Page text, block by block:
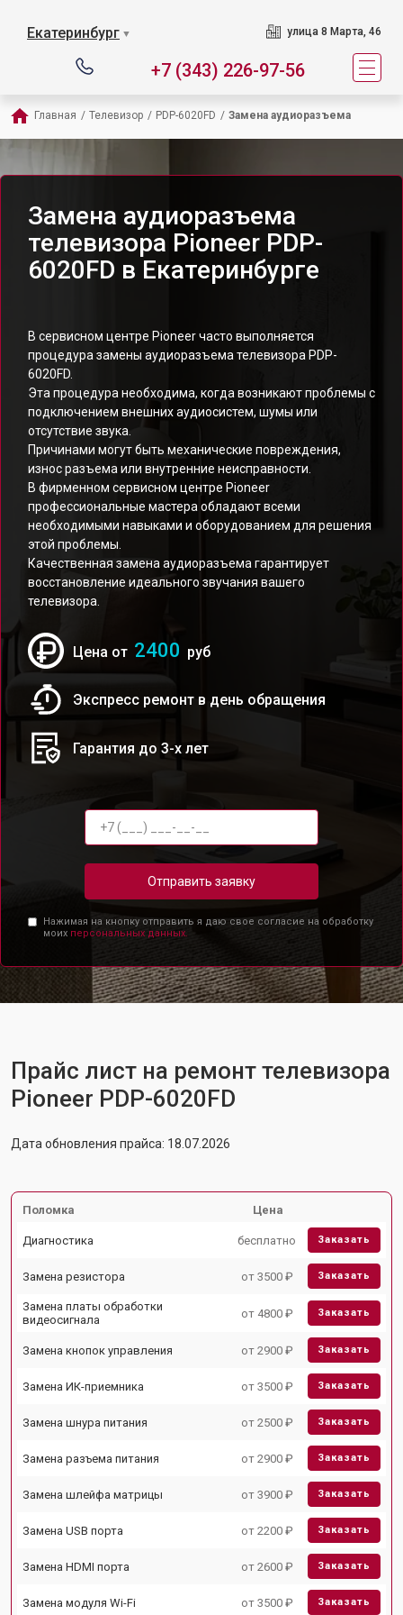
Екатеринбург ▼ улица 8 Марта, 46
+7 (343) 226-97-56
Главная / Телевизор / PDP-6020FD / Замена аудиоразъема
Замена аудиоразъема
телевизора Pioneer PDP-
6020FD в Екатеринбурге
В сервисном центре Pioneer часто выполняется
процедура замены аудиоразъема телевизора PDP-
6020FD.
Эта процедура необходима, когда возникают проблемы с
подключением внешних аудиосистем, шумы или
отсутствие звука.
Причинами могут быть механические повреждения,
износ разъема или внутренние неисправности.
В фирменном сервисном центре Pioneer
профессиональные мастера обладают всеми
необходимыми навыками и оборудованием для решения
этой проблемы.
Качественная замена аудиоразъема гарантирует
восстановление идеального звучания вашего
телевизора.
Цена от 2400 руб
Экспресс ремонт в день обращения
Гарантия до 3-х лет
Отправить заявку
Нажимая на кнопку отправить я даю свое согласие на обработку
моих персональных данных.
Прайс лист на ремонт телевизора
Pioneer PDP-6020FD
Дата обновления прайса: 18.07.2026
Поломка Цена
Диагностика бесплатно Заказать
Замена резистора от 3500 ₽ Заказать
Замена платы обработки
видеосигнала
от 4800 ₽ Заказать
Замена кнопок управления от 2900 ₽ Заказать
Замена ИК-приемника от 3500 ₽ Заказать
Замена шнура питания от 2500 ₽ Заказать
Замена разъема питания от 2900 ₽ Заказать
Замена шлейфа матрицы от 3900 ₽ Заказать
Замена USB порта от 2200 ₽ Заказать
Замена HDMI порта от 2600 ₽ Заказать
Замена модуля Wi-Fi от 3500 ₽ Заказать